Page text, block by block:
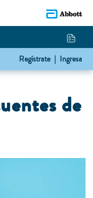
Regístrate | Ingresa
de